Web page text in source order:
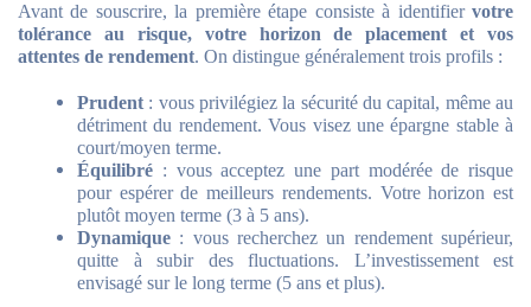
Avant de souscrire, la première étape consiste à identifier votre
tolérance au risque, votre horizon de placement et vos
attentes de rendement. On distingue généralement trois profils :
Prudent : vous privilégiez la sécurité du capital, même au
détriment du rendement. Vous visez une épargne stable à
court/moyen terme.
Équilibré : vous acceptez une part modérée de risque
pour espérer de meilleurs rendements. Votre horizon est
plutôt moyen terme (3 à 5 ans).
Dynamique : vous recherchez un rendement supérieur,
quitte à subir des fluctuations. L’investissement est
envisagé sur le long terme (5 ans et plus).